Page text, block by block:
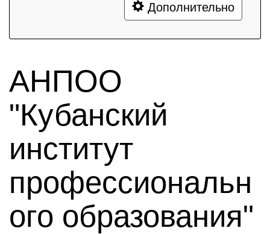
Дополнительно
АНПОО
"Кубанский
институт
профессиональн
ого образования"